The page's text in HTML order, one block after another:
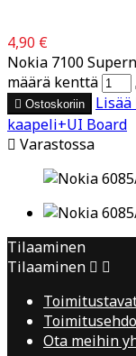
4,90 €
Nokia 7100
määrä kenttä
 Ostoskoriin Lisää
kaapeli+UI Board
 Varastossa
Tilaaminen
Tilaaminen  
Ota meihin